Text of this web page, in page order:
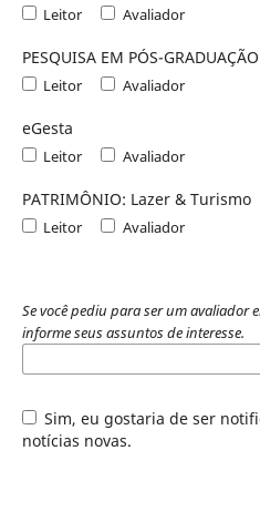
Leitor Avaliador
PESQUISA EM PÓS-
Leitor Avaliador
eGesta
Leitor Avaliador
PATRIMÔNIO: Lazer & Turismo
Leitor Avaliador
Se você pediu para ser um avaliador
informe seus assuntos de interesse.
Sim, eu gostaria de ser
notícias novas.